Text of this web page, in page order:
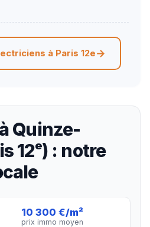
à Paris 12e
Quinze-
12ᵉ) : notre
10 300 €/m²
prix immo moyen